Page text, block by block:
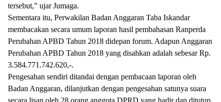
tersebut,” ujar Jumaga.
Sementara itu, Perwakilan Badan Anggaran Taba Iskandar
membacakan secara umum laporan hasil pembahasan Ranperda
Perubahan APBD Tahun 2018 didepan forum. Adapun Anggaran
Perubahan APBD Tahun 2018 yang disahkan adalah sebesar Rp.
3.584.771.742.620,-.
Pengesahan sendiri ditandai dengan pembacaan laporan oleh
Badan Anggaran, dilanjutkan dengan pengesahan satunya suara
secara lisan oleh 28 orang anggota DPRD yang hadir dan ditutup